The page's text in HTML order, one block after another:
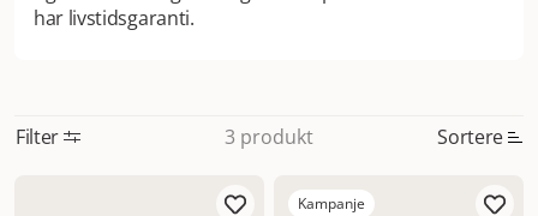
har livstidsgaranti.
Filter 3 produkt Sortere
Kampanje